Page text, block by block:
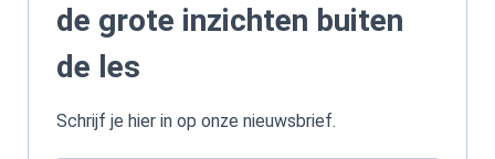
de grote inzichten buiten
de les
Schrijf je hier in op onze nieuwsbrief.